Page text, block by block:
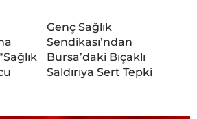
Genç Sağlık
Sendikası’ndan
Bursa’daki Bıçaklı
Saldırıya Sert Tepki